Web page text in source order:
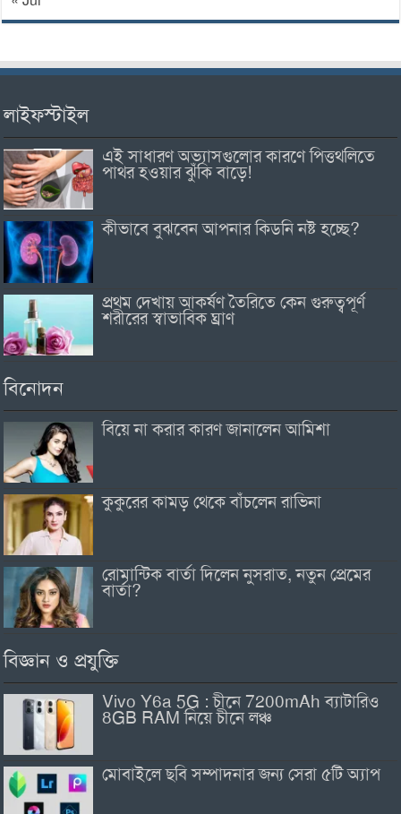
লাইফস্টাইল
এই সাধারণ অভ্যাসগুলোর কারণে পিত্তথলিতে
পাথর হওয়ার ঝুঁকি বাড়ে!
কীভাবে বুঝবেন আপনার কিডনি নষ্ট হচ্ছে?
প্রথম দেখায় আকর্ষণ তৈরিতে কেন গুরুত্বপূর্ণ
শরীরের স্বাভাবিক ঘ্রাণ
বিনোদন
বিয়ে না করার কারণ জানালেন আমিশা
কুকুরের কামড় থেকে বাঁচলেন রাভিনা
রোমান্টিক বার্তা দিলেন নুসরাত, নতুন প্রেমের
বার্তা?
বিজ্ঞান ও প্রযুক্তি
Vivo Y6a 5G : চীনে 7200mAh ব্যাটারিও
8GB RAM নিয়ে চীনে লঞ্চ
মোবাইলে ছবি সম্পাদনার জন্য সেরা ৫টি অ্যাপ